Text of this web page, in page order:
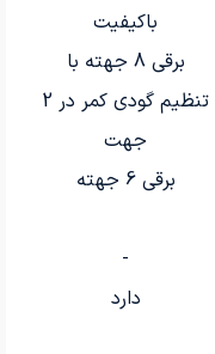
باکیفیت
برقی 8 جهته با
تنظیم گودی کمر در 2
جهت
برقی 6 جهته
-
دارد